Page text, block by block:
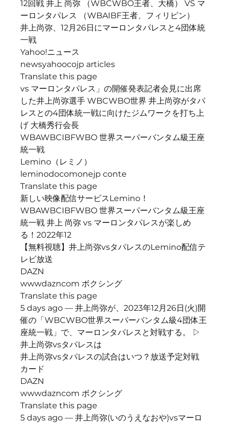
12回戦 井上 尚弥 （WBCWBO王者、大橋） VS マ
ーロンタパレス （WBAIBF王者、フィリピン）
井上尚弥、12月26日にマーロンタパレスと4団体統
一戦
Yahoo!ニュース
newsyahoocojp articles
Translate this page
vs マーロンタパレス」の開催発表記者会見に出席
した井上尚弥選手 WBCWBO世界 井上尚弥がタパ
レスとの4団体統一戦に向けたジムワークを打ち上
げ 大橋秀行会長
WBAWBCIBFWBO 世界スーパーバンタム級王座
統一戦
Lemino（レミノ）
leminodocomonejp conte
Translate this page
新しい映像配信サービスLemino！
WBAWBCIBFWBO 世界スーパーバンタム級王座
統一戦 井上 尚弥 vs マーロンタパレスが楽しめ
る！2022年12
【無料視聴】井上尚弥vsタパレスのLemino配信テ
レビ放送
DAZN
wwwdazncom ボクシング
Translate this page
5 days ago — 井上尚弥が、2023年12月26日(火)開
催の「WBCWBO世界スーパーバンタム級4団体王
座統一戦」で、マーロンタパレスと対戦する。 ▷
井上尚弥vsタパレスは
井上尚弥vsタパレスの試合はいつ？放送予定対戦
カード
DAZN
wwwdazncom ボクシング
Translate this page
5 days ago — 井上尚弥(いのうえなおや)vsマーロ